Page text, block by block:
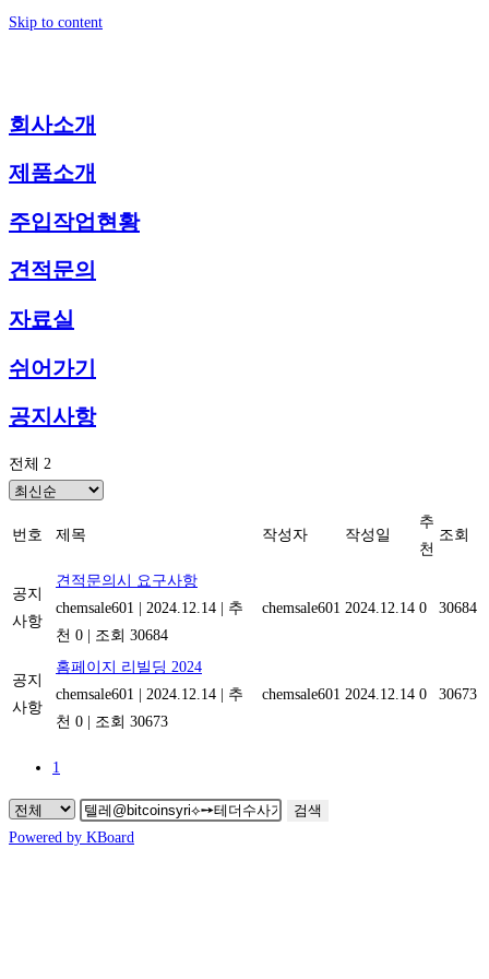
Skip to content
회사소개
제품소개
주입작업현황
견적문의
자료실
쉬어가기
공지사항
전체 2
번호 제목 작성자 작성일
추
천
조회
공지
사항
견적문의시 요구사항
chemsale601
2024.12.14
추
천 0
조회 30684
chemsale601 2024.12.14 0 30684
공지
사항
홈페이지 리빌딩 2024
chemsale601
2024.12.14
추
천 0
조회 30673
chemsale601 2024.12.14 0 30673
1
검색
Powered by KBoard